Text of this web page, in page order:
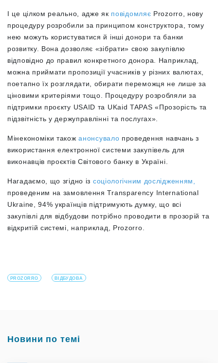
І це цілком реально, адже як повідомляє Prozorro, нову
процедуру розробили за принципом конструктора, тому
нею можуть користуватися й інші донори та банки
розвитку. Вона дозволяє «зібрати» свою закупівлю
відповідно до правил конкретного донора. Наприклад,
можна приймати пропозиції учасників у різних валютах,
поетапно їх розглядати, обирати переможця не лише за
ціновими критеріями тощо. Процедуру розробляли за
підтримки проєкту USAID та UKaid TAPAS «Прозорість та
підзвітність у держуправлінні та послугах».
Мінекономіки такожанонсувало проведення навчань з
використання електронної системи закупівель для
виконавців проєктів Світового банку в Україні.
Нагадаємо, що згідно із соціологічним дослідженням,
проведеним на замовлення Transparency International
Ukraine, 94% українців підтримують думку, що всі
закупівлі для відбудови потрібно проводити в прозорій та
відкритій системі, наприклад, Prozorro.
PROZORRO ВІДБУДОВА
Новини по темі